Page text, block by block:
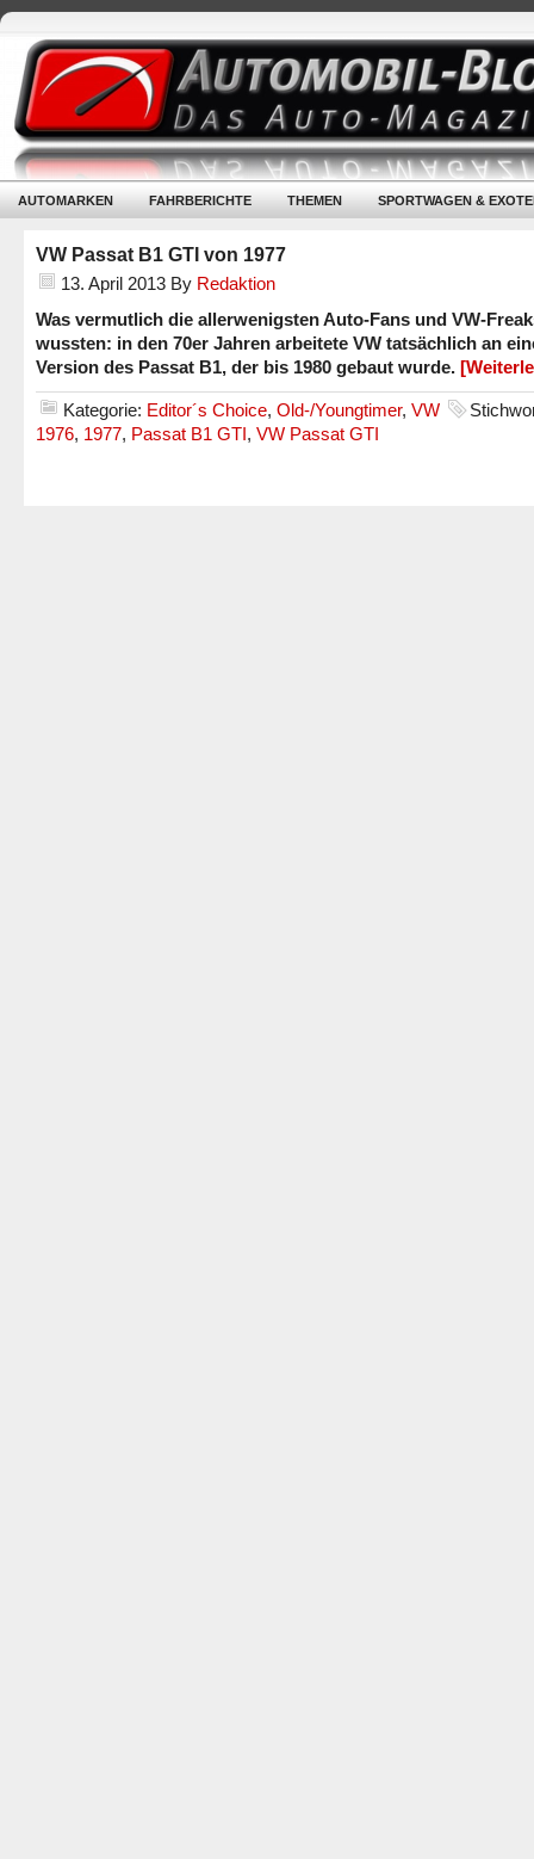
AUTOMARKEN FAHRBERICHTE THEMEN SPORTWAGEN &
VW Passat B1 GTI von 1977
13. April 2013 By Redaktion
Was vermutlich die allerwenigsten Auto-Fans und VW-
wussten: in den 70er Jahren arbeitete VW tatsächlich an
Version des Passat B1, der bis 1980 gebaut wurde.
Kategorie: Editor´s Choice, Old-/Youngtimer, VW
1976, 1977, Passat B1 GTI, VW Passat GTI